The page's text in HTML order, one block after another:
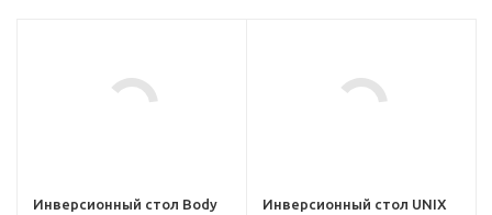
Инверсионный стол Body
Инверсионный стол UNIX